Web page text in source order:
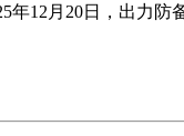
12月20日，出力防